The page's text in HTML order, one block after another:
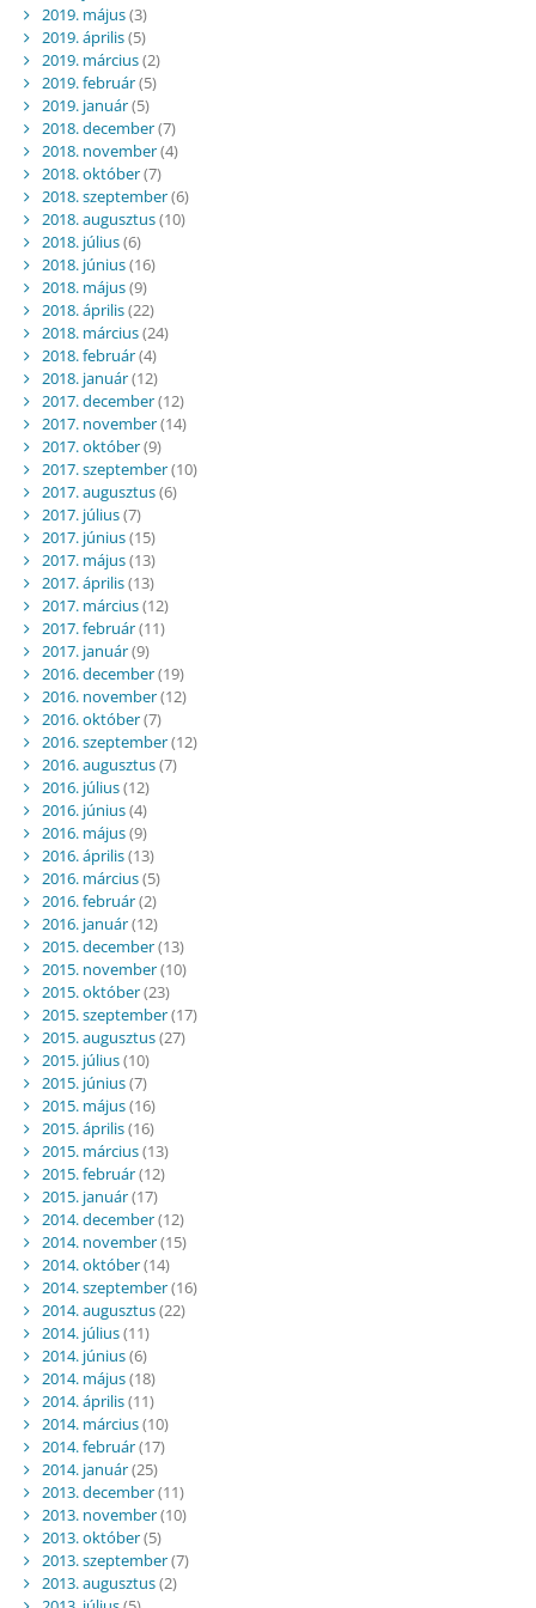
2019. május(3)
2019. április(5)
2019. március(2)
2019. február(5)
2019. január(5)
2018. december(7)
2018. november(4)
2018. október(7)
2018. szeptember(6)
2018. augusztus(10)
2018. július(6)
2018. június(16)
2018. május(9)
2018. április(22)
2018. március(24)
2018. február(4)
2018. január(12)
2017. december(12)
2017. november(14)
2017. október(9)
2017. szeptember(10)
2017. augusztus(6)
2017. július(7)
2017. június(15)
2017. május(13)
2017. április(13)
2017. március(12)
2017. február(11)
2017. január(9)
2016. december(19)
2016. november(12)
2016. október(7)
2016. szeptember(12)
2016. augusztus(7)
2016. július(12)
2016. június(4)
2016. május(9)
2016. április(13)
2016. március(5)
2016. február(2)
2016. január(12)
2015. december(13)
2015. november(10)
2015. október(23)
2015. szeptember(17)
2015. augusztus(27)
2015. július(10)
2015. június(7)
2015. május(16)
2015. április(16)
2015. március(13)
2015. február(12)
2015. január(17)
2014. december(12)
2014. november(15)
2014. október(14)
2014. szeptember(16)
2014. augusztus(22)
2014. július(11)
2014. június(6)
2014. május(18)
2014. április(11)
2014. március(10)
2014. február(17)
2014. január(25)
2013. december(11)
2013. november(10)
2013. október(5)
2013. szeptember(7)
2013. augusztus(2)